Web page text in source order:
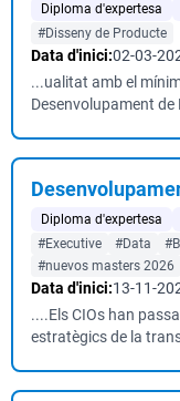
Diploma d'expertesa
#Disseny de Producte
Data d'inici:02-03-
...ualitat amb el
Desenvolupament de
Diploma d'expertesa
#Executive
#Data
#nuevos masters 2026
Data d'inici:13-11-
....​Els CIOs han
estratègics de la